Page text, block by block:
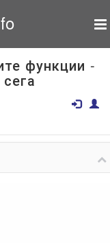
функции -